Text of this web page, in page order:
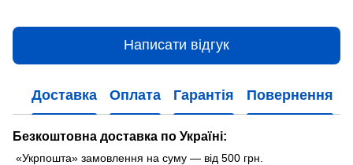
Написати відгук
Доставка Оплата Гарантія Повернення
Безкоштовна доставка по Україні:
«Укрпошта» замовлення на суму — від 500 грн.